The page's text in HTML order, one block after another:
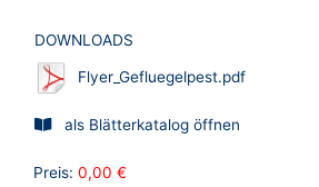
DOWNLOADS
Flyer_Gefluegelpest.pdf
als Blätterkatalog öffnen
Preis: 0,00 €